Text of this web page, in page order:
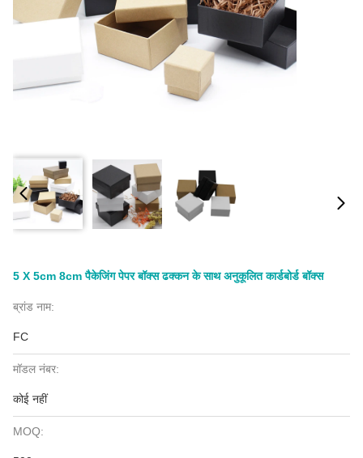
5 X 5cm 8cm पैकेजिंग पेपर बॉक्स ढक्कन के साथ अनुकूलित कार्डबोर्ड बॉक्स
ब्रांड नाम:
FC
मॉडल नंबर:
कोई नहीं
MOQ: